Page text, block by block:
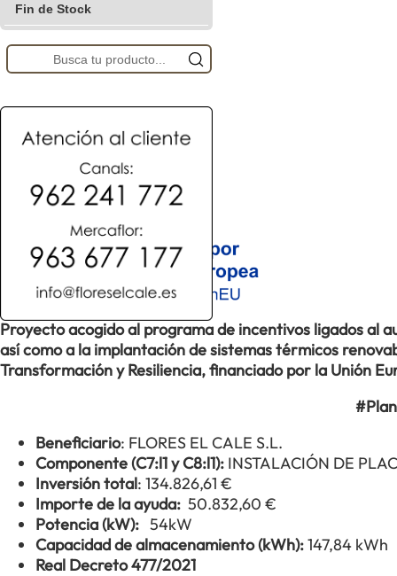
Fin de Stock
Proyecto acogido al programa de incentivos ligados al
así como a la implantación de sistemas térmicos
Transformación y Resiliencia, financiado por la Unión
Beneficiario: FLORES EL CALE S.L.
Componente (C7:l1 y C8:l1): INSTALACIÓN DE
Inversión total: 134.826,61 €
Importe de la ayuda: 50.832,60 €
Potencia (kW): 54kW
Capacidad de almacenamiento (kWh):147,84 kWh
Real Decreto 477/2021